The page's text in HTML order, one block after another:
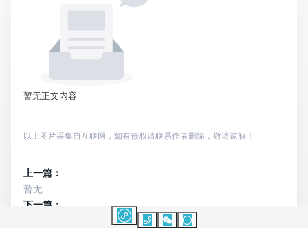
暂无正文内容
以上图片采集自互联网，如有侵权请联系作者删除，敬请谅解！
上一篇：
暂无
下一篇：